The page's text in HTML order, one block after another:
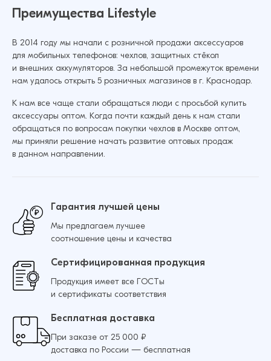
Внешний аккумулятор Bluetooth-колонки
Преимущества Lifestyle
В 2014 году мы начали с розничной продажи аксессуаров
для мобильных телефонов: чехлов, защитных стёкол
и внешних аккумуляторов. За небольшой промежуток времени
нам удалось открыть 5 розничных магазинов в г. Краснодар.
К нам все чаще стали обращаться люди с просьбой купить
аксессуары оптом. Когда почти каждый день к нам стали
обращаться по вопросам покупки чехлов в Москве оптом,
мы приняли решение начать развитие оптовых продаж
в данном направлении.
Гарантия лучшей цены
Мы предлагаем лучшее
соотношение цены и качества
Сертифицированная продукция
Продукция имеет все ГОСТы
и сертификаты соответствия
Бесплатная доставка
При заказе от 25 000 ₽
доставка по России — бесплатная